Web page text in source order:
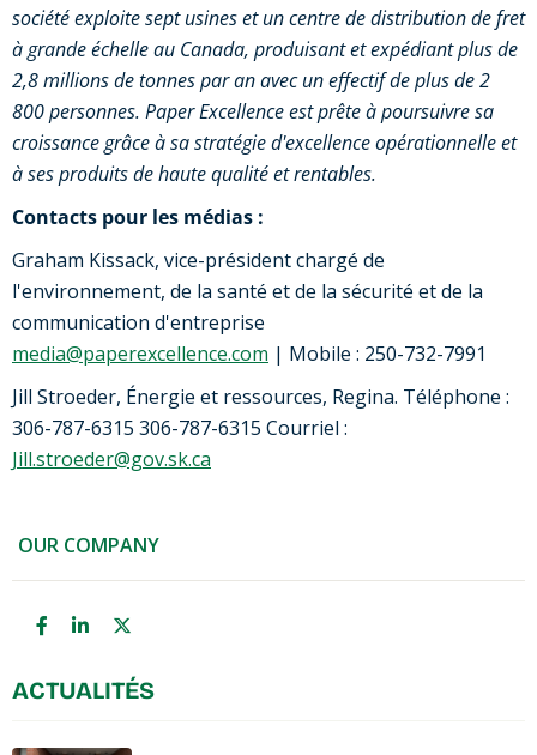
société exploite sept usines et un centre de distribution de fret
à grande échelle au Canada, produisant et expédiant plus de
2,8 millions de tonnes par an avec un effectif de plus de 2
800 personnes. Paper Excellence est prête à poursuivre sa
croissance grâce à sa stratégie d'excellence opérationnelle et
à ses produits de haute qualité et rentables.
Contacts pour les médias :
Graham Kissack, vice-président chargé de
l'environnement, de la santé et de la sécurité et de la
communication d'entreprise
media@paperexcellence.com | Mobile : 250-732-7991
Jill Stroeder, Énergie et ressources, Regina. Téléphone :
306-787-6315 306-787-6315 Courriel :
Jill.stroeder@gov.sk.ca
OUR COMPANY
ACTUALITÉS